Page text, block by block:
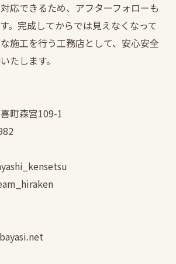
応できるため、アフターフォローも
。完成してからでは見えなくなって
施工を行う工務店として、安心安全
たします。
町森宮109-1